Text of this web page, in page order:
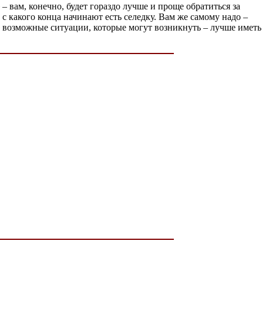
конечно, будет гораздо лучше и проще обратиться за
конца начинают есть селедку. Вам же самому надо –
ситуации, которые могут возникнуть – лучше иметь